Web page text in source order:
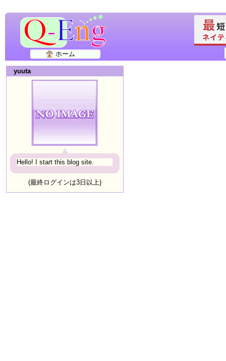
ホーム
yuuta
Hello! I start this blog site.
(最終ログインは3日以上)